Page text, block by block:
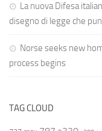
La nuova Difesa
disegno di legge che
Norse seeks new
process begins
TAG CLOUD